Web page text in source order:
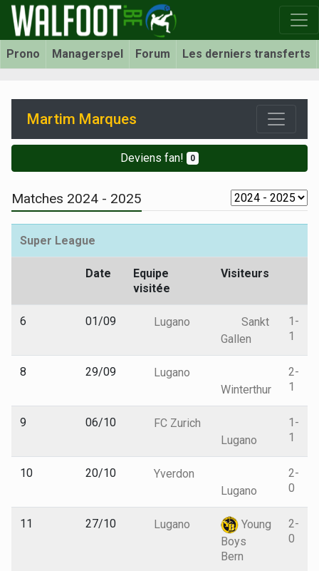
Prono Managerspel Forum Les derniers transferts
Martim Marques
Deviens fan! 0
Matches 2024 - 2025
Super League
Date
Equipe
visitée
Visiteurs
6 01/09 Lugano
Sankt
Gallen
1-
1
8 29/09
Lugano
Winterthur
2-
1
9 06/10
FC Zurich
Lugano
1-
1
10 20/10
Yverdon
Lugano
2-
0
11 27/10 Lugano
Young
Boys
Bern
2-
0